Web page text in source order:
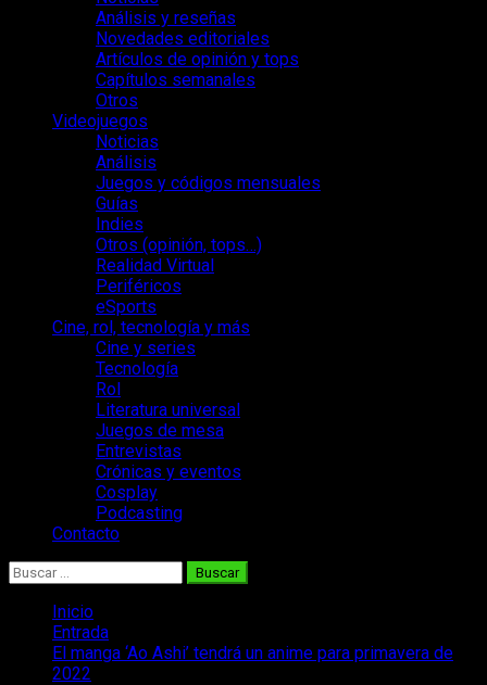
Análisis y reseñas
Novedades editoriales
Artículos de opinión y tops
Capítulos semanales
Otros
Videojuegos
Noticias
Análisis
Juegos y códigos mensuales
Guías
Indies
Otros (opinión, tops…)
Realidad Virtual
Periféricos
eSports
Cine, rol, tecnología y más
Cine y series
Tecnología
Rol
Literatura universal
Juegos de mesa
Entrevistas
Crónicas y eventos
Cosplay
Podcasting
Contacto
Buscar:
Inicio
Entrada
El manga ‘Ao Ashi’ tendrá un anime para primavera de
2022